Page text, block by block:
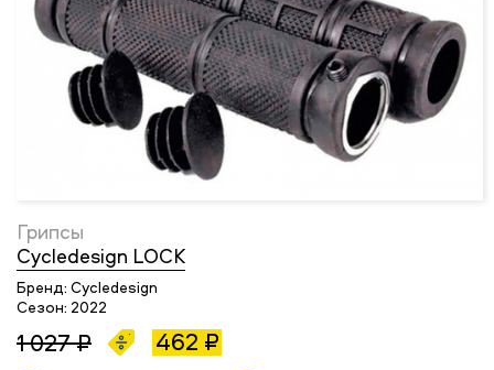
Грипсы
Cycledesign LOCK
Бренд: Cycledesign
Сезон: 2022
1 027 ₽ 462 ₽